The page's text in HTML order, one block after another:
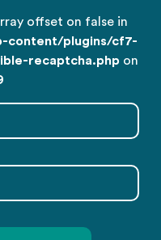
offset on false in
content/plugins/cf7-
recaptcha.php on